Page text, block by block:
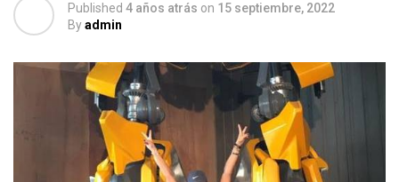
Published 4 años atrás on 15 septiembre, 2022
Byadmin